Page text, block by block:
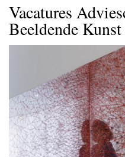
Vacatures
Beeldende